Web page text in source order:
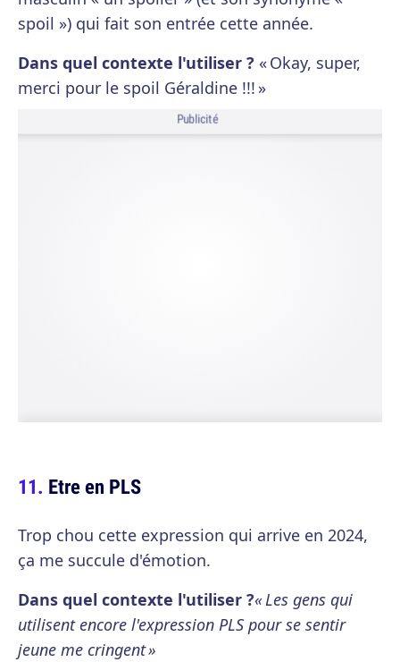
spoil ») qui fait son entrée cette année.
Dans quel contexte l'utiliser ? « Okay, super,
merci pour le spoil Géraldine !!! »
Publicité
Etre en PLS
Trop chou cette expression qui arrive en 2024,
ça me succule d'émotion.
Dans quel contexte l'utiliser ?« Les gens qui
utilisent encore l'expression PLS pour se sentir
jeune me cringent »